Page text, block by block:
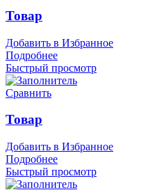
Товар
Добавить в Избранное
Подробнее
Быстрый просмотр
Сравнить
Товар
Добавить в Избранное
Подробнее
Быстрый просмотр